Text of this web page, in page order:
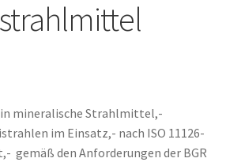
mineralische Strahlmittel,-
im Einsatz,- nach ISO 11126-
gemäß den Anforderungen der BGR